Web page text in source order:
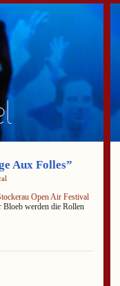
Aux Folles”
Open Air Festival
Bloeb werden die Rollen